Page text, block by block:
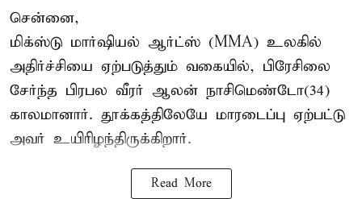
சென்னை,
மிக்ஸ்டு மார்ஷியல் ஆர்ட்ஸ் (MMA) உலகில்
அதிர்ச்சியை ஏற்படுத்தும் வகையில், பிரேசிலை
சேர்ந்த பிரபல வீரர் ஆலன் நாசிமெண்டோ(34)
காலமானார். தூக்கத்திலேயே மாரடைப்பு ஏற்பட்டு
அவர் உயிரிழந்திருக்கிறார்.
Read More